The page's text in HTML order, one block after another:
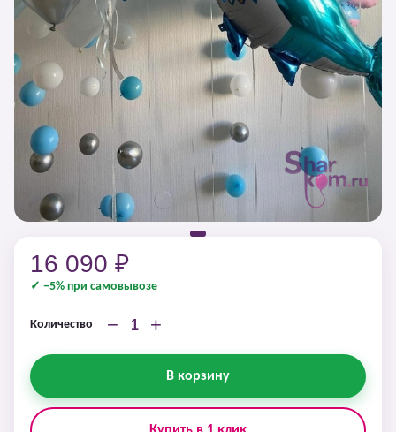
16 090 ₽
✓ −5% при самовывозе
Количество − +
В корзину